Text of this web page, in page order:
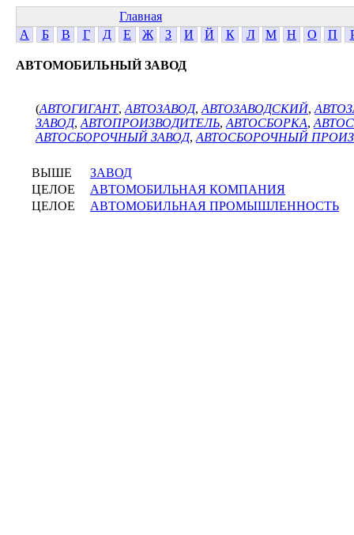
Главная
А
Б В Г Д Е Ж З И Й К Л М Н О П
АВТОМОБИЛЬНЫЙ ЗАВОД
(АВТОГИГАНТ, АВТОЗАВОД, АВТОЗАВОДСКИЙ,
ЗАВОД, АВТОПРОИЗВОДИТЕЛЬ, АВТОСБОРКА,
АВТОСБОРОЧНЫЙ ЗАВОД, АВТОСБОРОЧНЫЙ
ВЫШЕ
ЗАВОД
ЦЕЛОЕ
АВТОМОБИЛЬНАЯ КОМПАНИЯ
ЦЕЛОЕ
АВТОМОБИЛЬНАЯ ПРОМЫШЛЕННОСТЬ